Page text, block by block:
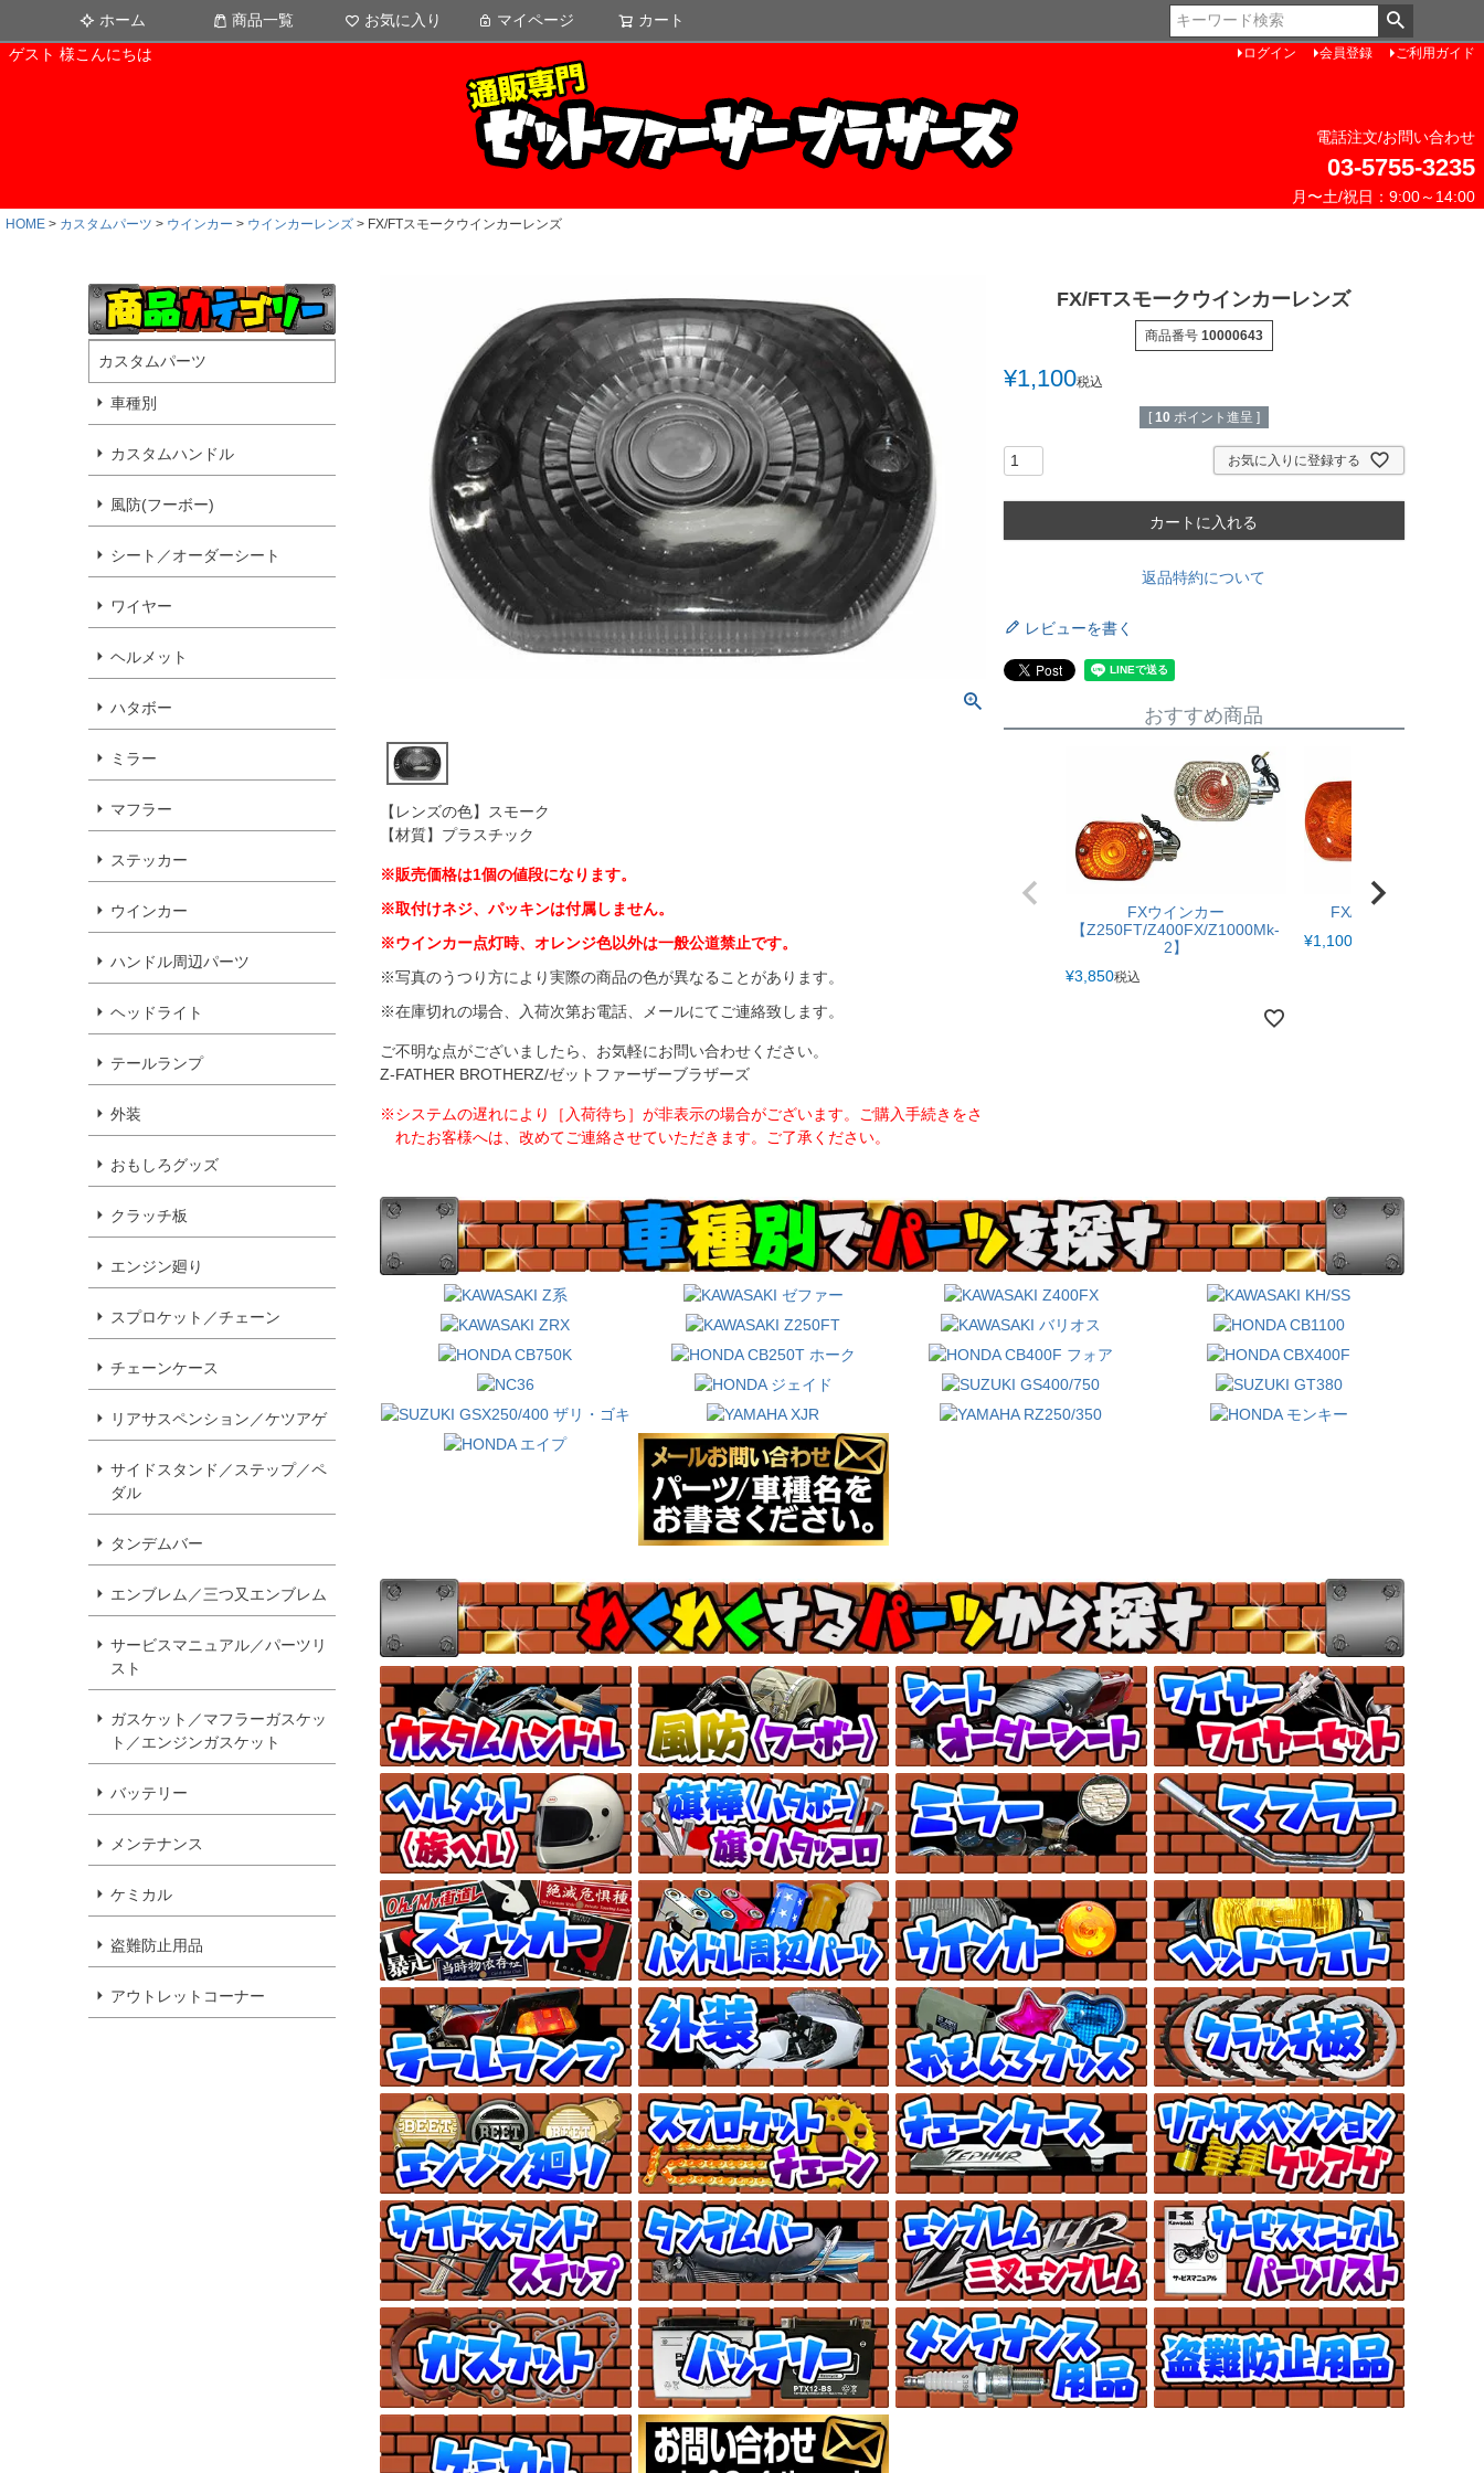
ホーム 商品一覧 お気に入り マイページ カート
ゲスト 様こんにちは
ログイン 会員登録 ご利用ガイド
電話注文/お問い合わせ
03-5755-3235
月〜土/祝日：9:00～14:00
HOME カスタムパーツ ウインカー ウインカーレンズ FX/FTスモークウインカーレンズ
カスタムパーツ
車種別
カスタムハンドル
風防(フーボー)
シート／オーダーシート
ワイヤー
ヘルメット
ハタボー
ミラー
マフラー
ステッカー
ウインカー
ハンドル周辺パーツ
ヘッドライト
テールランプ
外装
おもしろグッズ
クラッチ板
エンジン廻り
スプロケット／チェーン
チェーンケース
リアサスペンション／ケツアゲ
サイドスタンド／ステップ／ペ
ダル
タンデムバー
エンブレム／三つ又エンブレム
サービスマニュアル／パーツリ
スト
ガスケット／マフラーガスケッ
ト／エンジンガスケット
バッテリー
メンテナンス
ケミカル
盗難防止用品
アウトレットコーナー
【レンズの色】スモーク
【材質】プラスチック
※販売価格は1個の値段になります。
※取付けネジ、パッキンは付属しません。
※ウインカー点灯時、オレンジ色以外は一般公道禁止です。
※写真のうつり方により実際の商品の色が異なることがあります。
※在庫切れの場合、入荷次第お電話、メールにてご連絡致します。
ご不明な点がございましたら、お気軽にお問い合わせください。
Z-FATHER BROTHERZ/ゼットファーザーブラザーズ
※システムの遅れにより［入荷待ち］が非表示の場合がございます。ご購入手続きをさ
れたお客様へは、改めてご連絡させていただきます。ご了承ください。
FX/FTスモークウインカーレンズ
商品番号 10000643
¥1,100税込
[ 10 ポイント進呈 ]
お気に入りに登録する
カートに入れる
返品特約について
レビューを書く
おすすめ商品
FXウインカー
【Z250FT/Z400FX/Z1000Mk-
2】
¥3,850税込
FX/FTウインカーレ
¥1,100
ペー
ジト
ップ